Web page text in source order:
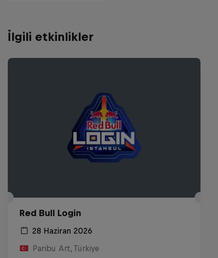
İlgili etkinlikler
Red Bull Login
28 Haziran 2026
Paribu Art, Türkiye